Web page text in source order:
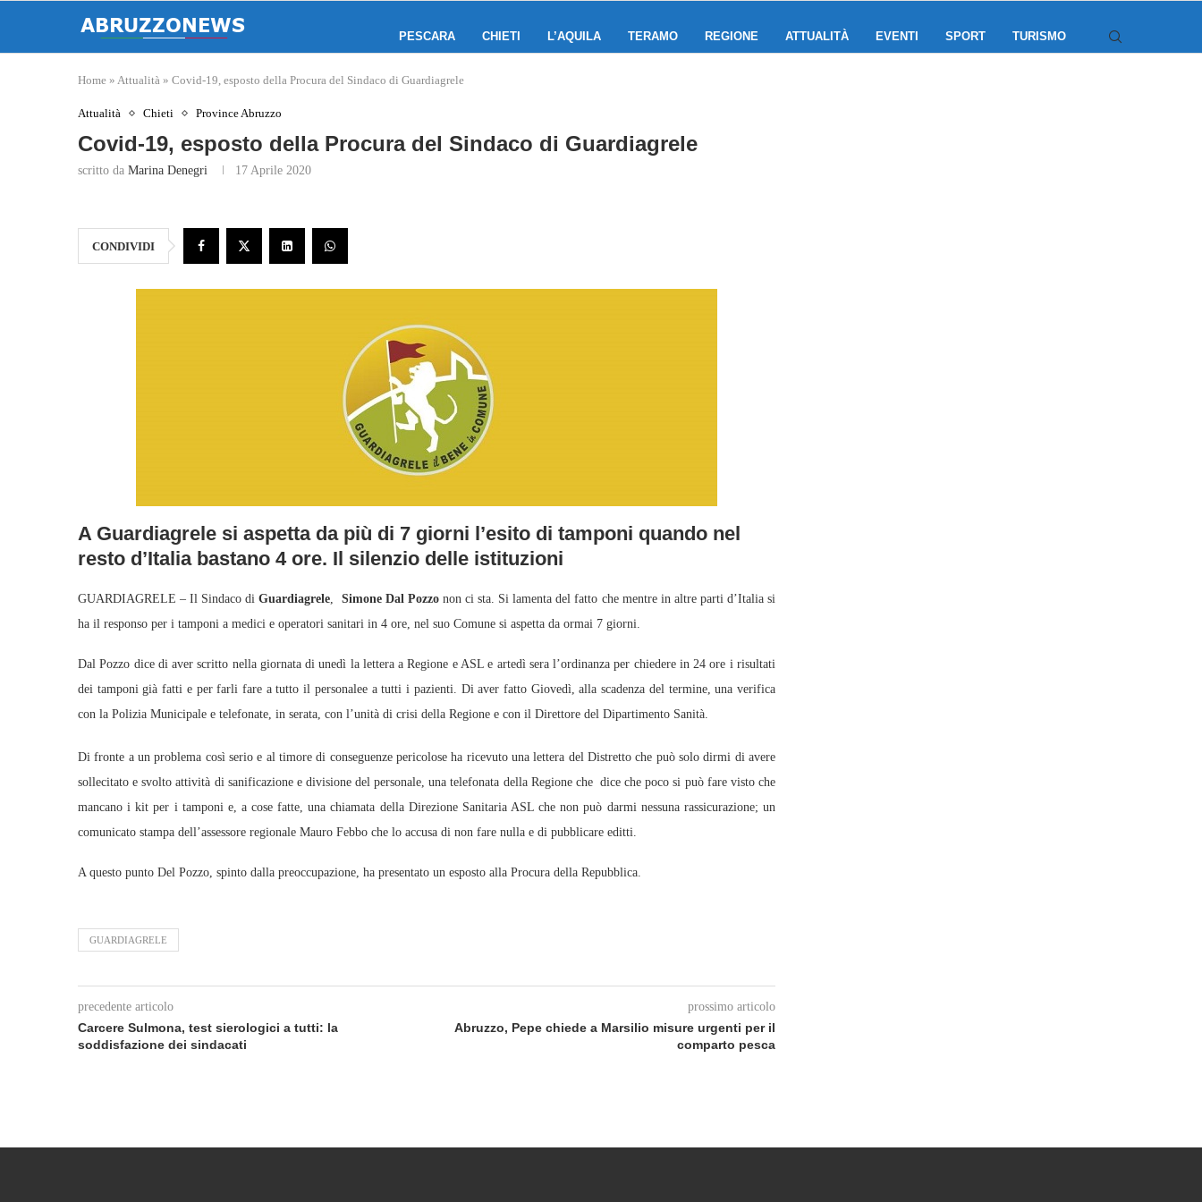
PESCARA CHIETI L’AQUILA TERAMO REGIONE ATTUALITÀ EVENTI SPORT TURISMO
Home » Attualità » Covid-19, esposto della Procura del Sindaco di Guardiagrele
Attualità Chieti Province Abruzzo
Covid-19, esposto della Procura del Sindaco di Guardiagrele
scritto da Marina Denegri 17 Aprile 2020
CONDIVIDI
A Guardiagrele si aspetta da più di 7 giorni l’esito di tamponi quando nel
resto d’Italia bastano 4 ore. Il silenzio delle istituzioni
GUARDIAGRELE – Il Sindaco diGuardiagrele, Simone Dal Pozzonon ci sta. Si lamenta del fatto che mentre in altre parti d’Italia si
ha il responso per i tamponi a medici e operatori sanitari in 4 ore, nel suo Comune si aspetta da ormai 7 giorni.
Dal Pozzo dice di aver scritto nella giornata di unedì la lettera a Regione e ASL e artedì sera l’ordinanza per chiedere in 24 ore i risultati
dei tamponi già fatti e per farli fare a tutto il personalee a tutti i pazienti. Di aver fatto Giovedì, alla scadenza del termine, una verifica
con la Polizia Municipale e telefonate, in serata, con l’unità di crisi della Regione e con il Direttore del Dipartimento Sanità.
Di fronte a un problema così serio e al timore di conseguenze pericolose ha ricevuto una lettera del Distretto che può solo dirmi di avere
sollecitato e svolto attività di sanificazione e divisione del personale, una telefonata della Regione che dice che poco si può fare visto che
mancano i kit per i tamponi e, a cose fatte, una chiamata della Direzione Sanitaria ASL che non può darmi nessuna rassicurazione; un
comunicato stampa dell’assessore regionale Mauro Febbo che lo accusa di non fare nulla e di pubblicare editti.
A questo punto Del Pozzo, spinto dalla preoccupazione, ha presentato un esposto alla Procura della Repubblica.
GUARDIAGRELE
precedente articolo
Carcere Sulmona, test sierologici a tutti: la
soddisfazione dei sindacati
prossimo articolo
Abruzzo, Pepe chiede a Marsilio misure urgenti per il
comparto pesca